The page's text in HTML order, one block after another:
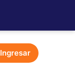
Ingresar